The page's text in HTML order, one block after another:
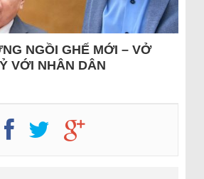
NGỒI GHẾ MỚI – VỞ
VỚI NHÂN DÂN